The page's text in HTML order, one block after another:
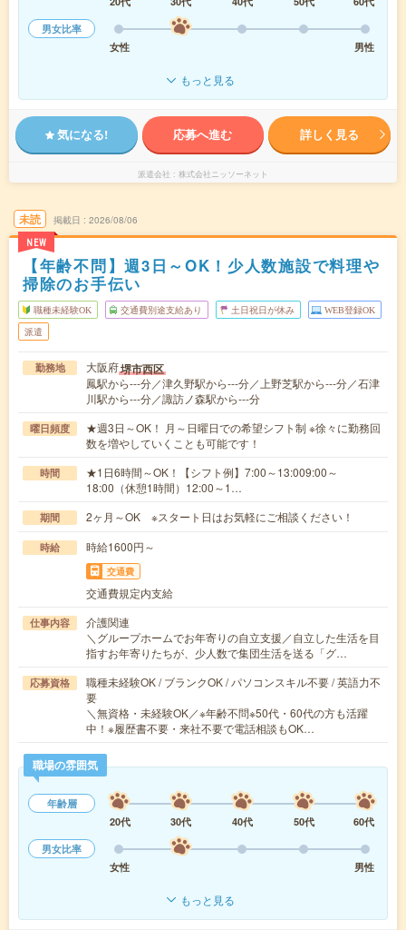
男女比率
女性
男性
もっと見る
気になる! 応募へ進む 詳しく見る
派遣会社 株式会社ニッソーネット
未読
NEW
掲載日 2026/08/06
【年齢不問】週3日～OK！少人数施設で料理や
掃除のお手伝い
職種未経験OK 交通費別途支給あり 土日祝日が休み WEB登録OK
派遣
勤務地 大阪府堺市西区
鳳駅から---分／津久野駅から---分／上野芝駅から---分／石津
川駅から---分／諏訪ノ森駅から---分
曜日頻度
★週3日～OK！ 月～日曜日での希望シフト制 ※徐々に勤務回
数を増やしていくことも可能です！
時間
★1日6時間～OK！【シフト例】7:00～13:009:00～
18:00（休憩1時間）12:00～1…
期間 2ヶ月～OK ※スタート日はお気軽にご相談ください！
時給 時給1600円～
交通費
交通費規定内支給
仕事内容
介護関連
＼グループホームでお年寄りの自立支援／自立した生活を目
指すお年寄りたちが、少人数で集団生活を送る「グ…
応募資格
職種未経験OK / ブランクOK / パソコンスキル不要 / 英語力不
要
＼無資格・未経験OK／※年齢不問※50代・60代の方も活躍
中！※履歴書不要・来社不要で電話相談もOK…
職場の雰囲気
年齢層
20代
30代 40代 50代
60代
男女比率
女性
男性
もっと見る